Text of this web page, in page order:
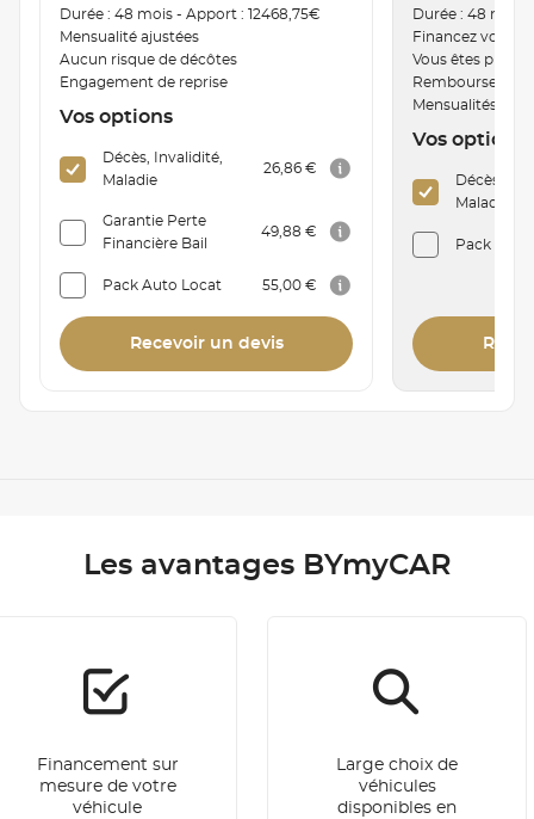
Durée : 48 mois - Apport : 12468,75€
Mensualité ajustées
Aucun risque de décôtes
Engagement de reprise
Vos options
Décès, Invalidité,
Maladie
26,86 €
Garantie Perte
Financière Bail
49,88 €
Pack Auto Locat 55,00 €
Recevoir un devis
Durée : 48 mois
Financez votre
Vous êtes
Mensualités
Vos options
Décès,
Maladie
Pack Auto
Les avantages BYmyCAR
Financement sur
mesure de votre
véhicule
Large choix de
véhicules
disponibles en